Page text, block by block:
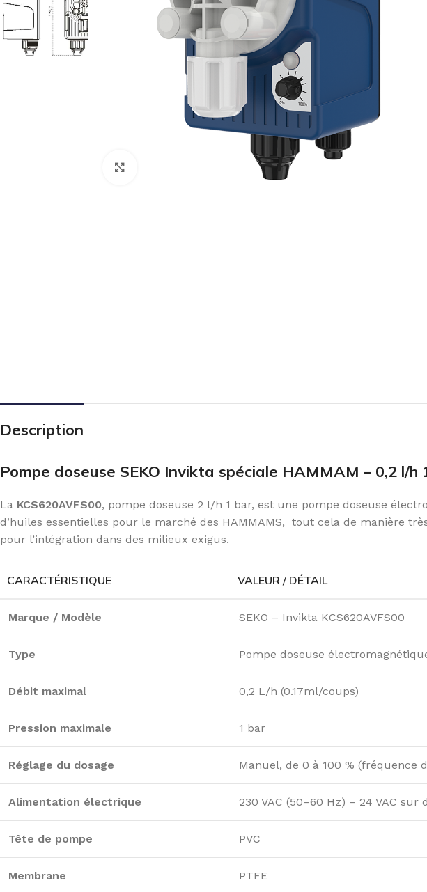
Description
Pompe doseuse SEKO Invikta spéciale HAMMAM – 0,2 l/h
La KCS620AVFS00, pompe doseuse 2 l/h 1 bar, est une pompe doseuse
d’huiles essentielles pour le marché des HAMMAMS, tout cela de manière
pour l’intégration dans des milieux exigus.
CARACTÉRISTIQUE VALEUR / DÉTAIL
Marque / Modèle SEKO – Invikta KCS620AVFS00
Type Pompe doseuse
Débit maximal 0,2 L/h (0.17ml/coups)
Pression maximale 1 bar
Réglage du dosage Manuel, de 0 à 100 % (fréquence
Alimentation électrique 230 VAC (50–60 Hz) – 24 VAC sur
Tête de pompe PVC
Membrane PTFE